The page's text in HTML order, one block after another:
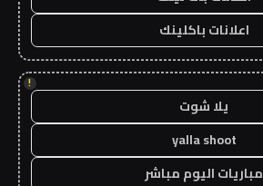
اعلانات باكلينك
!
يلا شوت
yalla shoot
مباريات اليوم مباشر